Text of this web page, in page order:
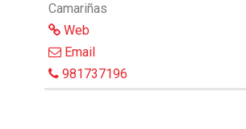
Camariñas
Web
Email
981737196